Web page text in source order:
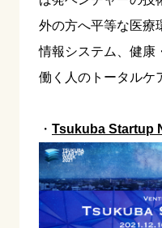
外の方へ平等な医療
情報システム、健康
働く人のトータルケ
・ Tsukuba Startup